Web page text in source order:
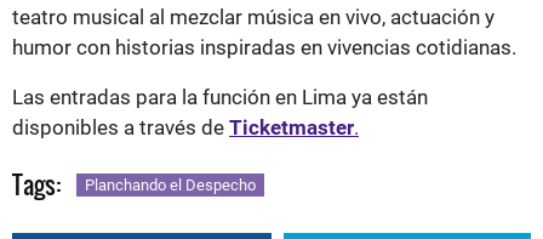
teatro musical al mezclar música en vivo, actuación y
humor con historias inspiradas en vivencias cotidianas.
Las entradas para la función en Lima ya están
disponibles a través de Ticketmaster.
Tags: Planchando el Despecho